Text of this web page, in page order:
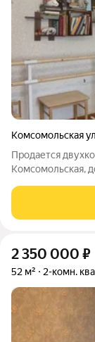
Комсомольская
Продается
Комсомольская,
составляет 40.4
санузел
2 350 000 ₽
52 м² 2-комн.